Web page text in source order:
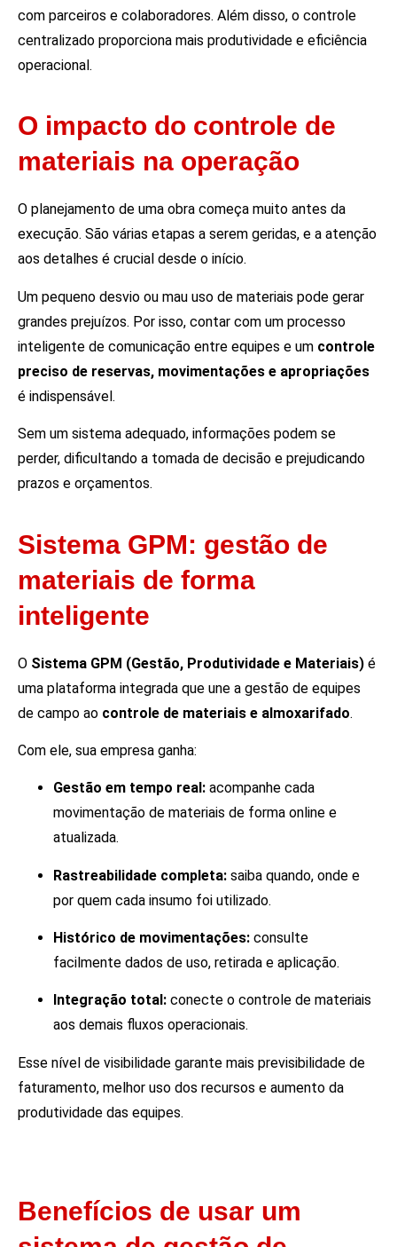
com parceiros e colaboradores. Além disso, o controle
centralizado proporciona mais produtividade e eficiência
operacional.
O impacto do controle de
materiais na operação
O planejamento de uma obra começa muito antes da
execução. São várias etapas a serem geridas, e a atenção
aos detalhes é crucial desde o início.
Um pequeno desvio ou mau uso de materiais pode gerar
grandes prejuízos. Por isso, contar com um processo
inteligente de comunicação entre equipes e um controle
preciso de reservas, movimentações e apropriações
é indispensável.
Sem um sistema adequado, informações podem se
perder, dificultando a tomada de decisão e prejudicando
prazos e orçamentos.
Sistema GPM: gestão de
materiais de forma
inteligente
O Sistema GPM (Gestão, Produtividade e Materiais) é
uma plataforma integrada que une a gestão de equipes
de campo ao controle de materiais e almoxarifado.
Com ele, sua empresa ganha:
Gestão em tempo real: acompanhe cada
movimentação de materiais de forma online e
atualizada.
Rastreabilidade completa: saiba quando, onde e
por quem cada insumo foi utilizado.
Histórico de movimentações: consulte
facilmente dados de uso, retirada e aplicação.
Integração total: conecte o controle de materiais
aos demais fluxos operacionais.
Esse nível de visibilidade garante mais previsibilidade de
faturamento, melhor uso dos recursos e aumento da
produtividade das equipes.
Benefícios de usar um